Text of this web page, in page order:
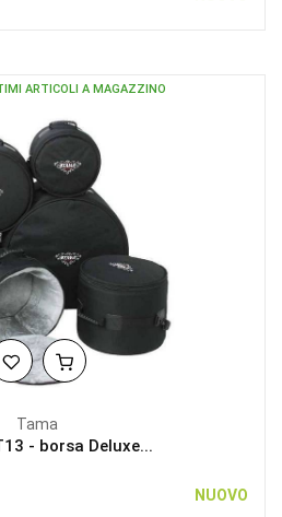
ARTICOLI A MAGAZZINO
Tama
- borsa Deluxe...
NUOVO